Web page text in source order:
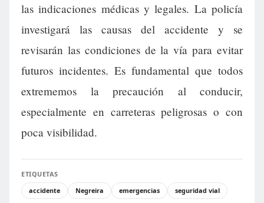
las indicaciones médicas y legales. La policía
investigará las causas del accidente y se
revisarán las condiciones de la vía para evitar
futuros incidentes. Es fundamental que todos
extrememos la precaución al conducir,
especialmente en carreteras peligrosas o con
poca visibilidad.
ETIQUETAS
accidente
Negreira emergencias seguridad vial